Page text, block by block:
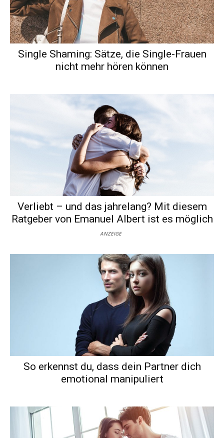
Single Shaming: Sätze, die Single-Frauen
nicht mehr hören können
Verliebt – und das jahrelang? Mit diesem
Ratgeber von Emanuel Albert ist es möglich
ANZEIGE
So erkennst du, dass dein Partner dich
emotional manipuliert